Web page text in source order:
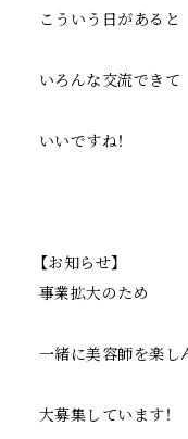
こういう日があると
いろんな交流できて
いいですね！
【お知らせ】
事業拡大のため
一緒に美容師を楽し
大募集しています！